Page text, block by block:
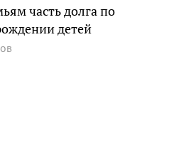
часть долга по
детей